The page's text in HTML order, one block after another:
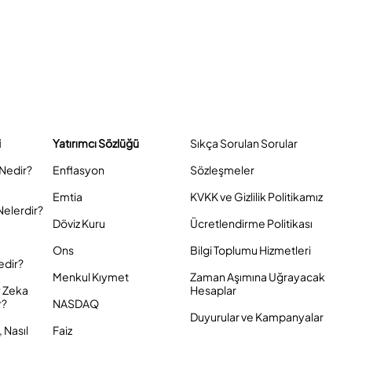
Zeka
Yatırımcı Sözlüğü
Enflasyon
Emtia
Döviz Kuru
Ons
Menkul Kıymet
NASDAQ
Faiz
Sıkça Sorulan Sorular
Sözleşmeler
KVKK ve Gizlilik Politikamız
Ücretlendirme Politikası
Bilgi Toplumu Hizmetleri
Zaman Aşımına Uğrayacak
Hesaplar
Duyurular ve Kampanyalar